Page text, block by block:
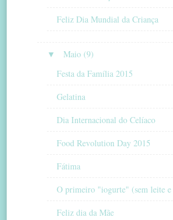
Feliz Dia Mundial da Criança
▼
Maio (9)
Festa da Família 2015
Gelatina
Dia Internacional do Celíaco
Food Revolution Day 2015
Fátima
O primeiro "iogurte" (sem leite e
Feliz dia da Mãe